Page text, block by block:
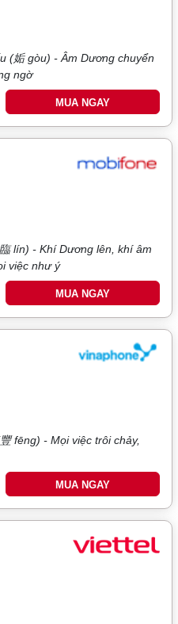
(姤 gòu) - Âm Dương chuyển
ngờ
MUA NGAY
lín) - Khí Dương lên, khí âm
việc như ý
MUA NGAY
fēng) - Mọi việc trôi chảy,
MUA NGAY